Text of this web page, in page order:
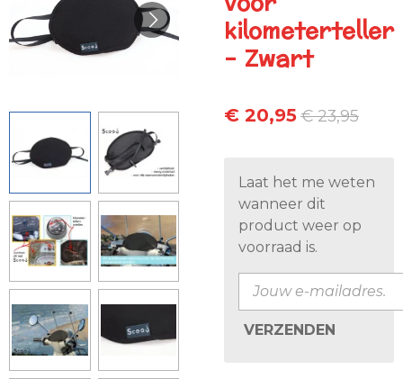
kilometerteller
- Zwart
€ 20,95€ 23,95
Laat het me weten
wanneer dit
product weer op
voorraad is.
VERZENDEN